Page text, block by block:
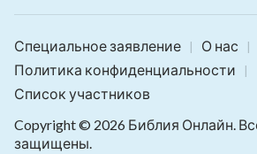
Специальное заявление | О нас |
Политика конфиденциальности |
Список участников
Copyright © 2026 Библия Онлайн.
защищены.